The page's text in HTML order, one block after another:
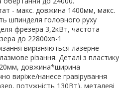
- макс. довжина 1400мм, макс.
шпинделя головного руху
фрезера 3,2кВт, частота
до 22800хв-1
вирізняються лазерне
різання. Деталі з пластику
довжина*ширина
виріже/нанесе гравірування
потужність 130Вт), металеві